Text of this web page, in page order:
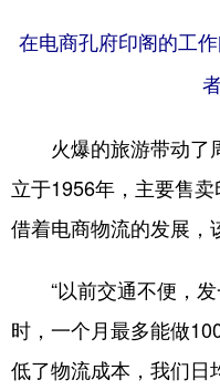
在电商孔府印阁的工作
火爆的旅游带动了
立于1956年，主要售
借着电商物流的发展，
“以前交通不便，发
时，一个月最多能做
低了物流成本，我们日